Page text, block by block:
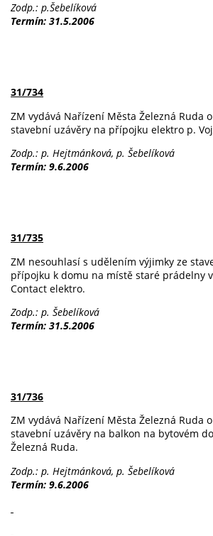
Zodp.: p.Šebelíková
Termín: 31.5.2006
31/734
ZM vydává Nařízení Města Železná Ruda
stavební uzávěry na přípojku elektro p.
Zodp.: p. Hejtmánková, p. Šebelíková
Termín: 9.6.2006
31/735
ZM nesouhlasí s udělením výjimky ze
přípojku k domu na místě staré prádelny
Contact elektro.
Zodp.: p. Šebelíková
Termín: 31.5.2006
31/736
ZM vydává Nařízení Města Železná Ruda
stavební uzávěry na balkon na bytovém
Železná Ruda.
Zodp.: p. Hejtmánková, p. Šebelíková
Termín: 9.6.2006